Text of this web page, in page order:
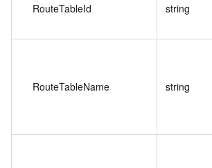
RouteTableId string
RouteTableName string